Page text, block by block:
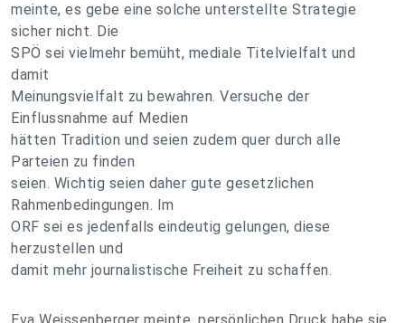
meinte, es gebe eine solche unterstellte Strategie
sicher nicht. Die
SPÖ sei vielmehr bemüht, mediale Titelvielfalt und
damit
Meinungsvielfalt zu bewahren. Versuche der
Einflussnahme auf Medien
hätten Tradition und seien zudem quer durch alle
Parteien zu finden
seien. Wichtig seien daher gute gesetzlichen
Rahmenbedingungen. Im
ORF sei es jedenfalls eindeutig gelungen, diese
herzustellen und
damit mehr journalistische Freiheit zu schaffen.